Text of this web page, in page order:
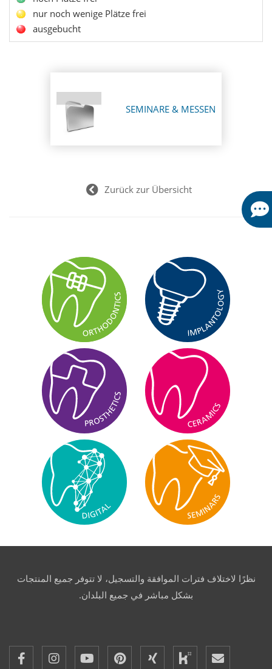
nur noch wenige Plätze frei
ausgebucht
SEMINARE & MESSEN
Zurück zur Übersicht
نظرًا لاختلاف فترات الموافقة والتسجيل، لا تتوفر جميع المنتجات
بشكل مباشر في جميع البلدان.